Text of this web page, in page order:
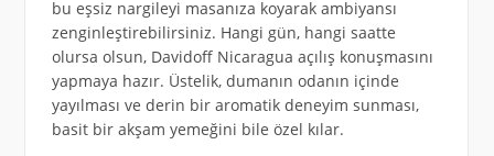
bu eşsiz nargileyi masanıza koyarak ambiyansı
zenginleştirebilirsiniz. Hangi gün, hangi saatte
olursa olsun, Davidoff Nicaragua açılış konuşmasını
yapmaya hazır. Üstelik, dumanın odanın içinde
yayılması ve derin bir aromatik deneyim sunması,
basit bir akşam yemeğini bile özel kılar.